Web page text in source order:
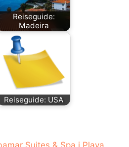
Reiseguide:
Madeira
Reiseguide: USA
Suites & Spa i Playa